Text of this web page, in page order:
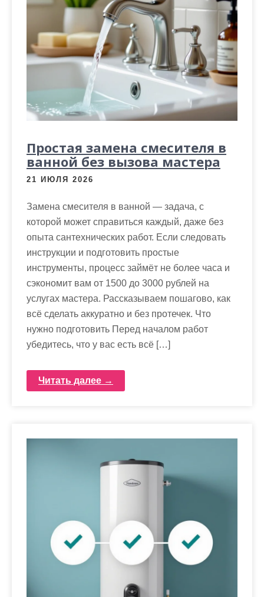
Простая замена смесителя в
ванной без вызова мастера
21 ИЮЛЯ 2026
Замена смесителя в ванной — задача, с
которой может справиться каждый, даже без
опыта сантехнических работ. Если следовать
инструкции и подготовить простые
инструменты, процесс займёт не более часа и
сэкономит вам от 1500 до 3000 рублей на
услугах мастера. Рассказываем пошагово, как
всё сделать аккуратно и без протечек. Что
нужно подготовить Перед началом работ
убедитесь, что у вас есть всё […]
Читать далее →